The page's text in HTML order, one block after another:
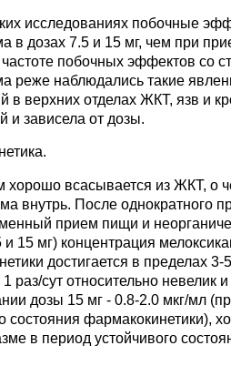
исследованиях побочные
в дозах 7.5 и 15 мг, чем при
частоте побочных эффектов со
реже наблюдались такие
в верхних отделах ЖКТ, язв и
и зависела от дозы.
хорошо всасывается из ЖКТ, о
внутрь. После однократного
прием пищи и
и 15 мг) концентрация
достигается в пределах
раз/сут относительно невелик
дозы 15 мг - 0.8-2.0 мкг/мл
состояния фармакокинетики),
в период устойчивого